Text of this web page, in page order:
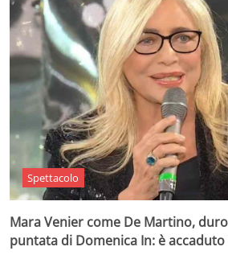
Spettacolo
Mara Venier come De Martino,
puntata di Domenica In: è accaduto